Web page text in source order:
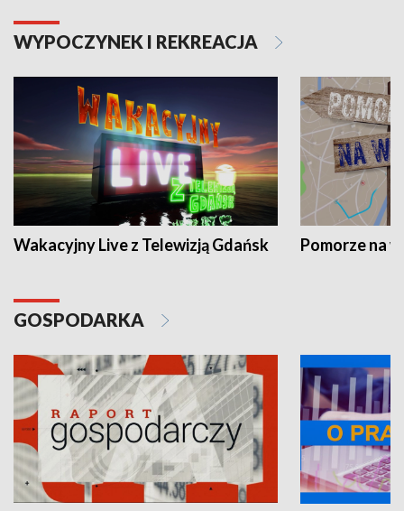
WYPOCZYNEK I REKREACJA
Wakacyjny Live z Telewizją Gdańsk Pomorze na
GOSPODARKA